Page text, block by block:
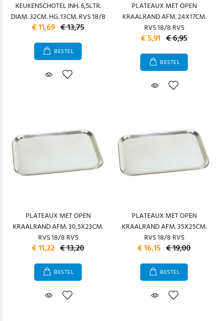
KEUKENSCHOTEL INH. 6,5LTR.
DIAM. 32CM. HG. 13CM. RVS 18/8
€ 11,69 € 13,75
BESTEL
PLATEAUX MET OPEN
KRAALRAND AFM. 24X17CM.
RVS 18/8 RVS
€ 5,91 € 6,95
BESTEL
PLATEAUX MET OPEN
KRAALRAND AFM. 30,5X23CM.
RVS 18/8 RVS
€ 11,22 € 13,20
BESTEL
PLATEAUX MET OPEN
KRAALRAND AFM. 35X25CM.
RVS 18/8 RVS
€ 16,15 € 19,00
BESTEL